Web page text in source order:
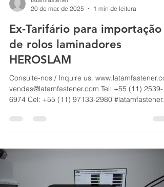
20 de mar. de 2025
1 min de leitura
Ex-Tarifário para importação
de rolos laminadores
HEROSLAM
Consulte-nos / Inquire us.
6974 Cel: +55 (11) 97133-2980 #latamfastener...